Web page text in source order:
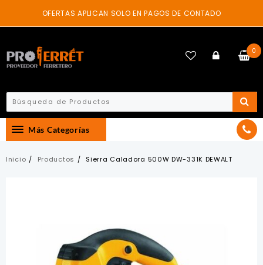
content
OFERTAS APLICAN SOLO EN PAGOS DE CONTADO
0
Más Categorías
Inicio Productos Sierra Caladora 500W DW-331K DEWALT